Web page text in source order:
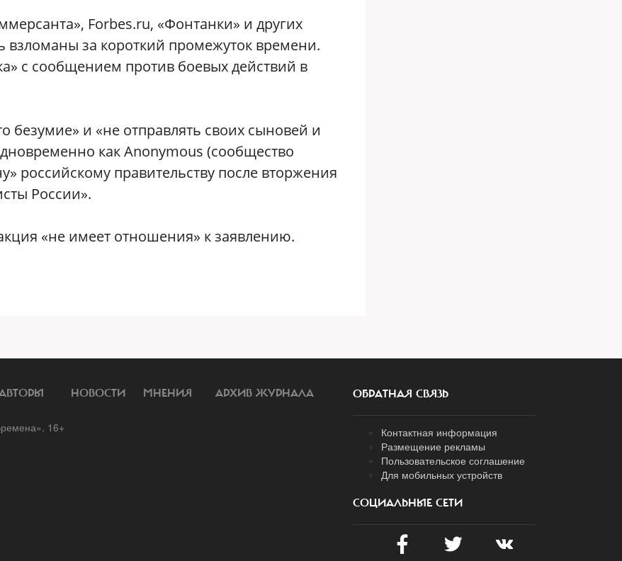
Forbes.ru, «Фонтанки» и других
за короткий промежуток времени.
с сообщением против боевых действий в
и «не отправлять своих сыновей и
как Anonymous (сообщество
российскому правительству после вторжения
России».
«не имеет отношения» к заявлению.
НОВОСТИ МНЕНИЯ АРХИВ ЖУРНАЛА
16+
ОБРАТНАЯ СВЯЗЬ
Контактная информация
Размещение рекламы
Пользовательское соглашение
Для мобильных устройств
СОЦИАЛЬНЫЕ СЕТИ